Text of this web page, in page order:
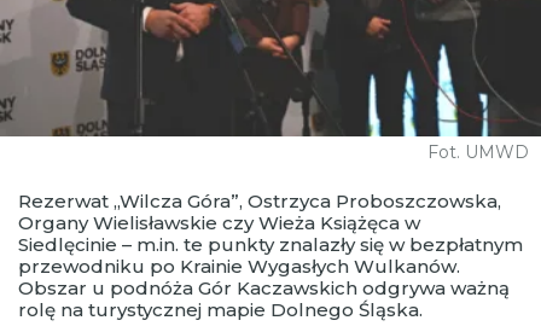
Fot. UMWD
Rezerwat „Wilcza Góra”, Ostrzyca Proboszczowska,
Organy Wielisławskie czy Wieża Książęca w
Siedlęcinie – m.in. te punkty znalazły się w bezpłatnym
przewodniku po Krainie Wygasłych Wulkanów.
Obszar u podnóża Gór Kaczawskich odgrywa ważną
rolę na turystycznej mapie Dolnego Śląska.